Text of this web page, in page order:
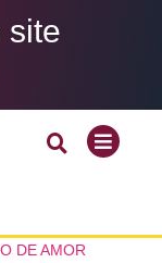
site
DE AMOR